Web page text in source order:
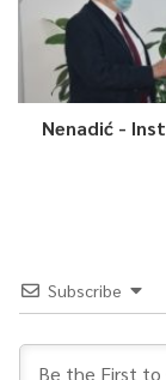
Nenadić -
Subscribe